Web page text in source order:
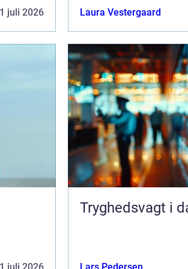
juli 2026 Laura Vestergaard
juli 2026
Tryghedsvagt i
Lars Pedersen